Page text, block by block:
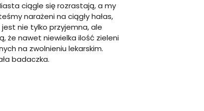
ciągle się rozrastają, a my
narażeni na ciągły hałas,
nie tylko przyjemna, ale
że nawet niewielka ilość zieleni
na zwolnieniu lekarskim.
badaczka.